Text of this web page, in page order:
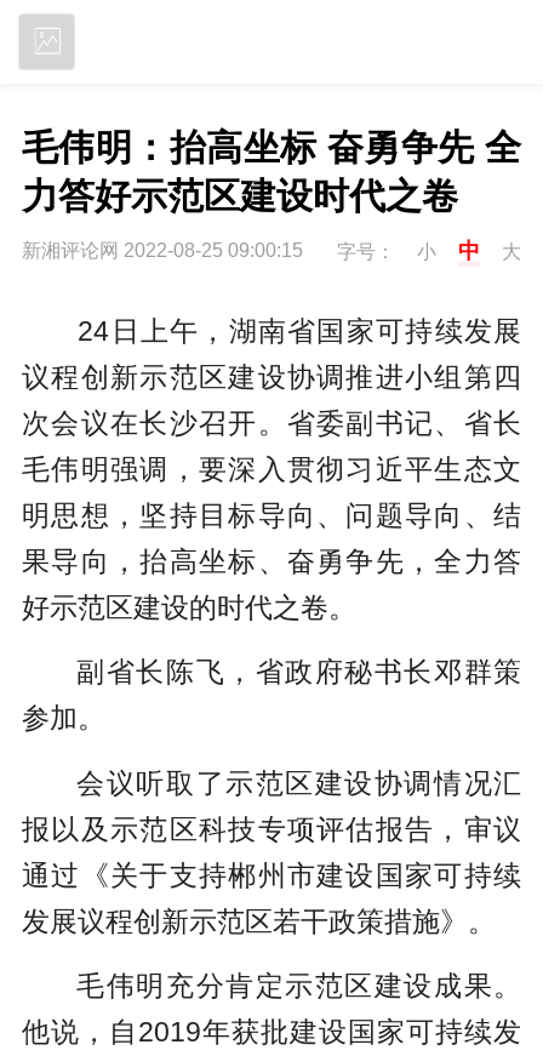
毛伟明：抬高坐标 奋勇争先 全
力答好示范区建设时代之卷
新湘评论网 2022-08-25 09:00:15 字号： 小 中 大
24日上午，湖南省国家可持续发展
议程创新示范区建设协调推进小组第四
次会议在长沙召开。省委副书记、省长
毛伟明强调，要深入贯彻习近平生态文
明思想，坚持目标导向、问题导向、结
果导向，抬高坐标、奋勇争先，全力答
好示范区建设的时代之卷。
副省长陈飞，省政府秘书长邓群策
参加。
会议听取了示范区建设协调情况汇
报以及示范区科技专项评估报告，审议
通过《关于支持郴州市建设国家可持续
发展议程创新示范区若干政策措施》。
毛伟明充分肯定示范区建设成果。
他说，自2019年获批建设国家可持续发